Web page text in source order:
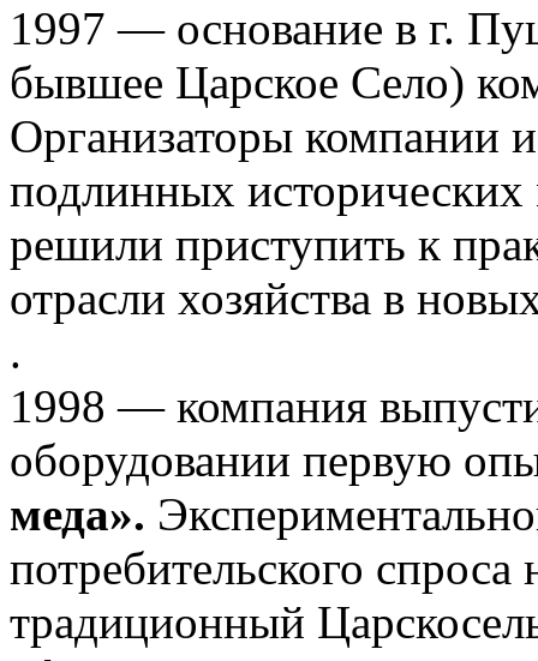
1997 — основание в г.
бывшее Царское Село)
Организаторы компании
подлинных
решили приступить к
отрасли хозяйства в
.
1998 — компания
оборудовании первую
меда».
потребительского
традиционный